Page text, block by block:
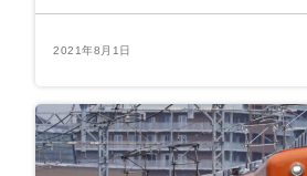
2021年8月1日